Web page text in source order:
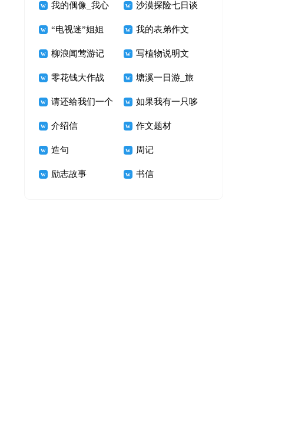
我的偶像_我心
中的鲁迅先生作
文800字
沙漠探险七日谈
“电视迷”姐姐 我的表弟作文
柳浪闻莺游记 写植物说明文
400字 打破碗花
零花钱大作战 塘溪一日游_旅
游记事作文700
字
请还给我们一个
美丽的家
如果我有一只哆
啦A梦
介绍信 作文题材
造句 周记
励志故事 书信